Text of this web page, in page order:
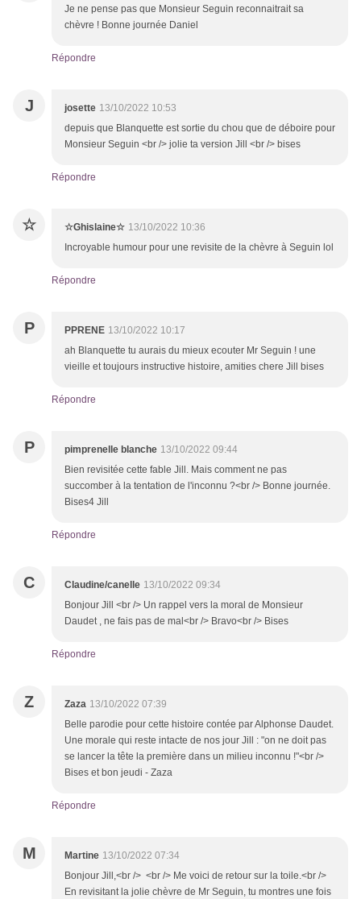
Je ne pense pas que Monsieur Seguin reconnaitrait sa
chèvre ! Bonne journée Daniel
Répondre
J josette 13/10/2022 10:53
depuis que Blanquette est sortie du chou que de déboire pour
Monsieur Seguin <br /> jolie ta version Jill <br /> bises
Répondre
☆ ☆Ghislaine☆ 13/10/2022 10:36
Incroyable humour pour une revisite de la chèvre à Seguin lol
Répondre
P PPRENE 13/10/2022 10:17
ah Blanquette tu aurais du mieux ecouter Mr Seguin ! une
vieille et toujours instructive histoire, amities chere Jill bises
Répondre
P pimprenelle blanche 13/10/2022 09:44
Bien revisitée cette fable Jill. Mais comment ne pas
succomber à la tentation de l'inconnu ?<br /> Bonne journée.
Bises4 Jill
Répondre
C Claudine/canelle 13/10/2022 09:34
Bonjour Jill <br /> Un rappel vers la moral de Monsieur
Daudet , ne fais pas de mal<br /> Bravo<br /> Bises
Répondre
Z Zaza 13/10/2022 07:39
Belle parodie pour cette histoire contée par Alphonse Daudet.
Une morale qui reste intacte de nos jour Jill : "on ne doit pas
se lancer la tête la première dans un milieu inconnu !"<br />
Bises et bon jeudi - Zaza
Répondre
M Martine 13/10/2022 07:34
Bonjour Jill,<br /> <br /> Me voici de retour sur la toile.<br />
En revisitant la jolie chèvre de Mr Seguin, tu montres une fois